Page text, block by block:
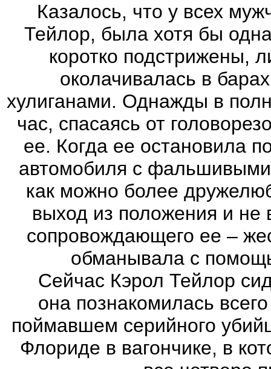
Казалось, что у всех
Тейлор, была хотя бы
коротко подстрижены,
околачивалась в
хулиганами. Однажды в
час, спасаясь от
ее. Когда ее остановила
автомобиля с фальшивыми
как можно более
выход из положения и не
сопровождающего ее –
обманывала с
Сейчас Кэрол Тейлор
она познакомилась
поймавшем серийного
Флориде в вагончике, в